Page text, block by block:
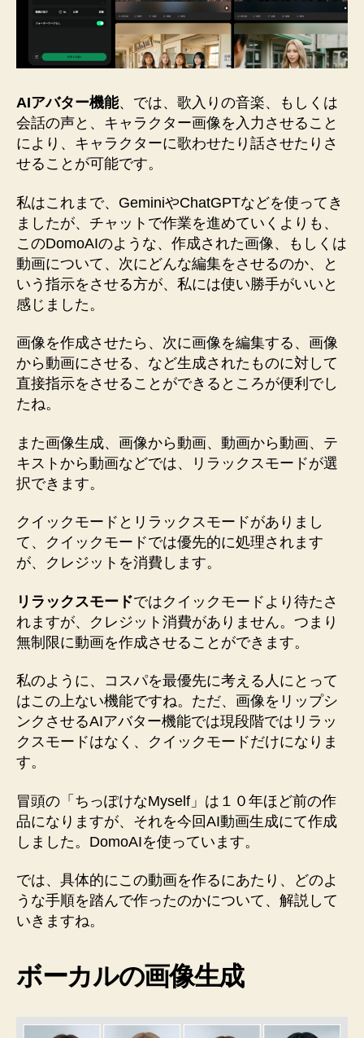
AIアバター機能、では、歌入りの音楽、もしくは
会話の声と、キャラクター画像を入力させること
により、キャラクターに歌わせたり話させたりさ
せることが可能です。
私はこれまで、GeminiやChatGPTなどを使ってき
ましたが、チャットで作業を進めていくよりも、
このDomoAIのような、作成された画像、もしくは
動画について、次にどんな編集をさせるのか、と
いう指示をさせる方が、私には使い勝手がいいと
感じました。
画像を作成させたら、次に画像を編集する、画像
から動画にさせる、など生成されたものに対して
直接指示をさせることができるところが便利でし
たね。
また画像生成、画像から動画、動画から動画、テ
キストから動画などでは、リラックスモードが選
択できます。
クイックモードとリラックスモードがありまし
て、クイックモードでは優先的に処理されます
が、クレジットを消費します。
リラックスモードではクイックモードより待たさ
れますが、クレジット消費がありません。つまり
無制限に動画を作成させることができます。
私のように、コスパを最優先に考える人にとって
はこの上ない機能ですね。ただ、画像をリップシ
ンクさせるAIアバター機能では現段階ではリラッ
クスモードはなく、クイックモードだけになりま
す。
冒頭の「ちっぽけなMyself」は１０年ほど前の作
品になりますが、それを今回AI動画生成にて作成
しました。DomoAIを使っています。
では、具体的にこの動画を作るにあたり、どのよ
うな手順を踏んで作ったのかについて、解説して
いきますね。
ボーカルの画像生成